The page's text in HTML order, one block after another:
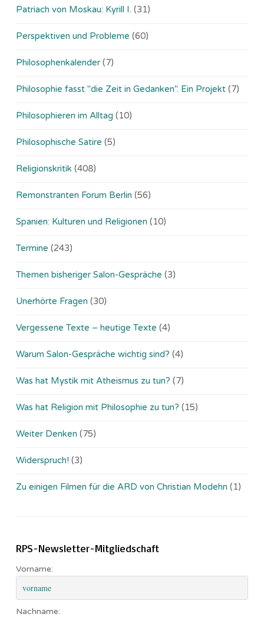
Patriach von Moskau: Kyrill I. (31)
Perspektiven und Probleme (60)
Philosophenkalender (7)
Philosophie fasst "die Zeit in Gedanken". Ein Projekt (7)
Philosophieren im Alltag (10)
Philosophische Satire (5)
Religionskritik (408)
Remonstranten Forum Berlin (56)
Spanien: Kulturen und Religionen (10)
Termine (243)
Themen bisheriger Salon-Gespräche (3)
Unerhörte Fragen (30)
Vergessene Texte – heutige Texte (4)
Warum Salon-Gespräche wichtig sind? (4)
Was hat Mystik mit Atheismus zu tun? (7)
Was hat Religion mit Philosophie zu tun? (15)
Weiter Denken (75)
Widerspruch! (3)
Zu einigen Filmen für die ARD von Christian Modehn (1)
RPS-Newsletter-Mitgliedschaft
Vorname:
Nachname: